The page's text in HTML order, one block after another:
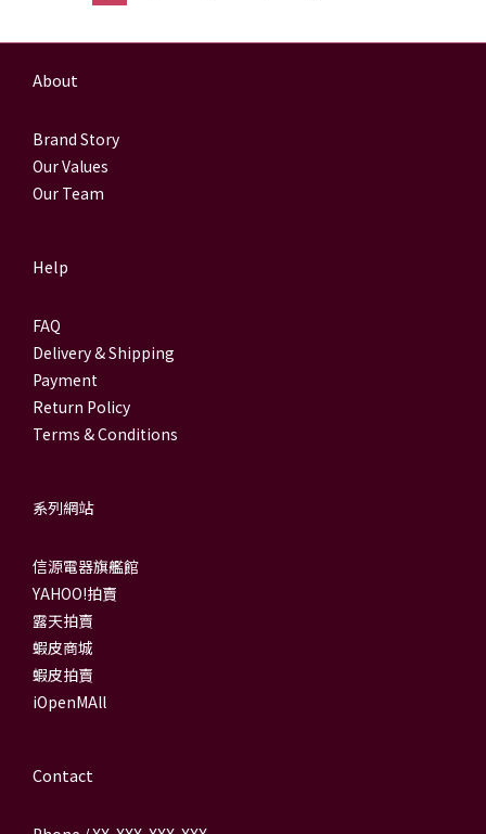
About
Brand Story
Our Values
Our Team
Help
FAQ
Delivery & Shipping
Payment
Return Policy
Terms & Conditions
系列網站
信源電器旗艦館
YAHOO!拍賣
露天拍賣
蝦皮商城
蝦皮拍賣
iOpenMAll
Contact